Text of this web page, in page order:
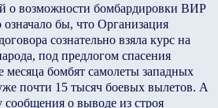
о возможности бомбардировки ВИР
бы, что Организация
сознательно взяла курс на
под предлогом спасения
бомбят самолеты западных
почти 15 тысяч боевых вылетов. А
сообщения о выводе из строя